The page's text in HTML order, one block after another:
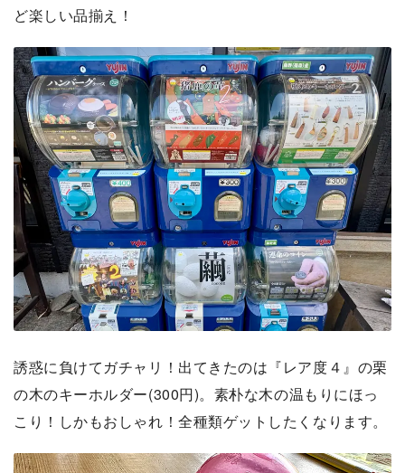
ど楽しい品揃え！
誘惑に負けてガチャリ！出てきたのは『レア度４』の栗
の木のキーホルダー(300円)。素朴な木の温もりにほっ
こり！しかもおしゃれ！全種類ゲットしたくなります。